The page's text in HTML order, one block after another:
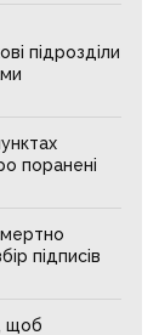
підрозділи
поранені
підписів
щоб